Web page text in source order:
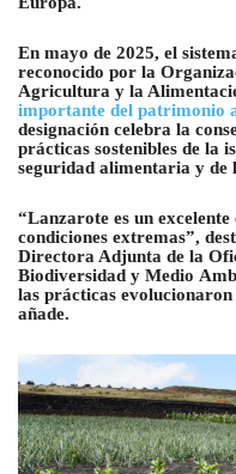
En mayo de 2025, el
reconocido por la
Agricultura y la
importante del patrimonio
designación celebra la
prácticas sostenibles de la
seguridad alimentaria y de
“Lanzarote es un
condiciones extremas”,
Directora Adjunta de la
Biodiversidad y Medio
las prácticas
añade.